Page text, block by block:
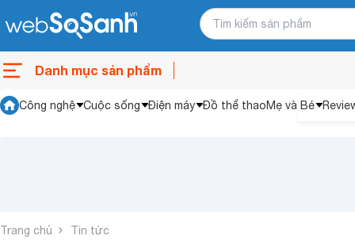
Danh mục sản phẩm
Công nghệ Cuộc sống Điện máy Đồ thể thaoMẹ và Bé
Trang chủ Tin tức